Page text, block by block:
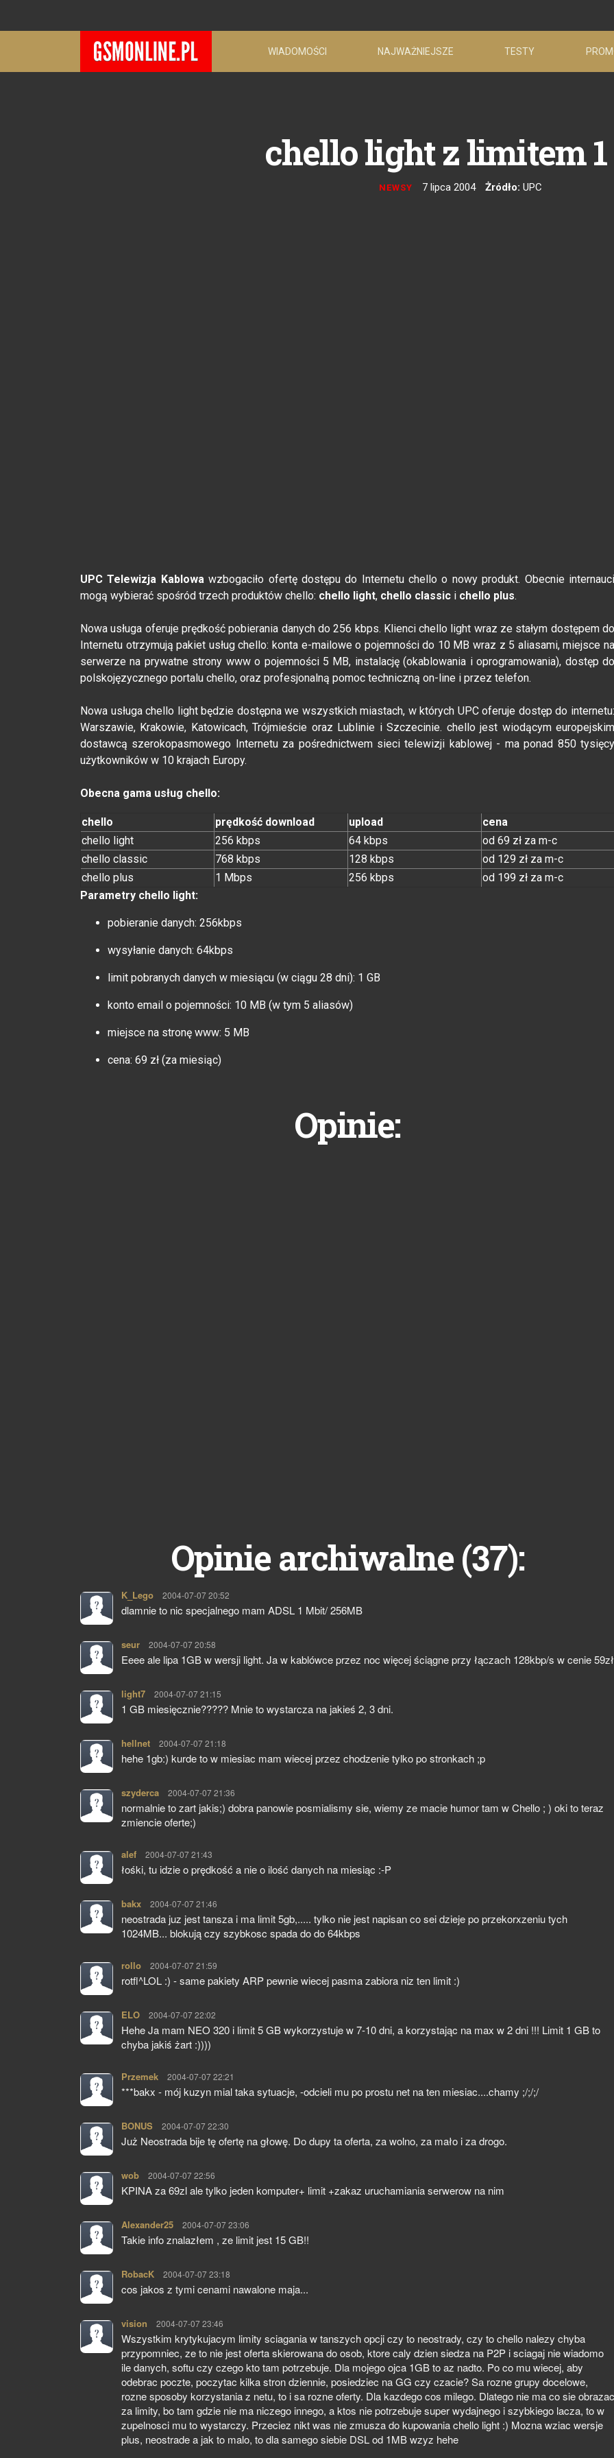
WIADOMOŚCI NAJWAŻNIEJSZE TESTY
chello light z limitem 1
NEWSY 7 lipca 2004 Żródło: UPC
UPC Telewizja Kablowa wzbogaciło ofertę dostępu do Internetu chello o nowy produkt. Obecnie
mogą wybierać spośród trzech produktów chello: chello light, chello classic i chello plus.
Nowa usługa oferuje prędkość pobierania danych do 256 kbps. Klienci chello light wraz ze stałym dostępem do
Internetu otrzymują pakiet usług chello: konta e-mailowe o pojemności do 10 MB wraz z 5 aliasami, miejsce na
serwerze na prywatne strony www o pojemności 5 MB, instalację (okablowania i oprogramowania), dostęp do
polskojęzycznego portalu chello, oraz profesjonalną pomoc techniczną on-line i przez telefon.
Nowa usługa chello light będzie dostępna we wszystkich miastach, w których UPC oferuje dostęp do internetu:
Warszawie, Krakowie, Katowicach, Trójmieście oraz Lublinie i Szczecinie. chello jest wiodącym europejskim
dostawcą szerokopasmowego Internetu za pośrednictwem sieci telewizji kablowej - ma ponad 850 tysięcy
użytkowników w 10 krajach Europy.
Obecna gama usług chello:
chello prędkość download upload
cena
chello light
256 kbps 64 kbps
od 69 zł za m-c
chello classic
768 kbps 128 kbps
od 129 zł za m-c
chello plus
1 Mbps 256 kbps
od 199 zł za m-c
Parametry chello light:
pobieranie danych: 256kbps
wysyłanie danych: 64kbps
limit pobranych danych w miesiącu (w ciągu 28 dni): 1 GB
konto email o pojemności: 10 MB (w tym 5 aliasów)
miejsce na stronę www: 5 MB
cena: 69 zł (za miesiąc)
Opinie:
Opinie archiwalne (37):
K_Lego pisze:
2004-07-07 20:52
dlamnie to nic specjalnego mam ADSL 1 Mbit/ 256MB
seur pisze:
2004-07-07 20:58
Eeee ale lipa 1GB w wersji light. Ja w kablówce przez noc więcej ściągne przy łączach 128kbp/s w cenie 59zł
light7 pisze:
2004-07-07 21:15
1 GB miesięcznie????? Mnie to wystarcza na jakieś 2, 3 dni.
hellnet pisze:
2004-07-07 21:18
hehe 1gb:) kurde to w miesiac mam wiecej przez chodzenie tylko po stronkach ;p
szyderca pisze:
2004-07-07 21:36
normalnie to zart jakis;) dobra panowie posmialismy sie, wiemy ze macie humor tam w Chello ; ) oki to teraz
zmiencie oferte;)
alef pisze:
2004-07-07 21:43
łośki, tu idzie o prędkość a nie o ilość danych na miesiąc :-P
bakx pisze:
2004-07-07 21:46
neostrada juz jest tansza i ma limit 5gb,..... tylko nie jest napisan co sei dzieje po przekorxzeniu tych
1024MB... blokują czy szybkosc spada do do 64kbps
rollo pisze:
2004-07-07 21:59
rotfl^LOL :) - same pakiety ARP pewnie wiecej pasma zabiora niz ten limit :)
ELO pisze:
2004-07-07 22:02
Hehe Ja mam NEO 320 i limit 5 GB wykorzystuje w 7-10 dni, a korzystając na max w 2 dni !!! Limit 1 GB to
chyba jakiś żart :))))
Przemek pisze:
2004-07-07 22:21
***bakx - mój kuzyn mial taka sytuacje, -odcieli mu po prostu net na ten miesiac....chamy ;/;/;/
BONUS pisze:
2004-07-07 22:30
Już Neostrada bije tę ofertę na głowę. Do dupy ta oferta, za wolno, za mało i za drogo.
wob pisze:
2004-07-07 22:56
KPINA za 69zl ale tylko jeden komputer+ limit +zakaz uruchamiania serwerow na nim
Alexander25 pisze:
2004-07-07 23:06
Takie info znalazłem , ze limit jest 15 GB!!
RobacK pisze:
2004-07-07 23:18
cos jakos z tymi cenami nawalone maja...
vision pisze:
2004-07-07 23:46
Wszystkim krytykujacym limity sciagania w tanszych opcji czy to neostrady, czy to chello nalezy chyba
przypomniec, ze to nie jest oferta skierowana do osob, ktore caly dzien siedza na P2P i sciagaj nie wiadomo
ile danych, softu czy czego kto tam potrzebuje. Dla mojego ojca 1GB to az nadto. Po co mu wiecej, aby
odebrac poczte, poczytac kilka stron dziennie, posiedziec na GG czy czacie? Sa rozne grupy docelowe,
rozne sposoby korzystania z netu, to i sa rozne oferty. Dla kazdego cos milego. Dlatego nie ma co sie obrazac
za limity, bo tam gdzie nie ma niczego innego, a ktos nie potrzebuje super wydajnego i szybkiego lacza, to w
zupelnosci mu to wystarczy. Przeciez nikt was nie zmusza do kupowania chello light :) Mozna wziac wersje
plus, neostrade a jak to malo, to dla samego siebie DSL od 1MB wzyz hehe